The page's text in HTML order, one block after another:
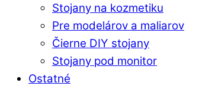
Stojany na kozmetiku
Pre modelárov a maliarov
Čierne DIY stojany
Stojany pod monitor
Ostatné